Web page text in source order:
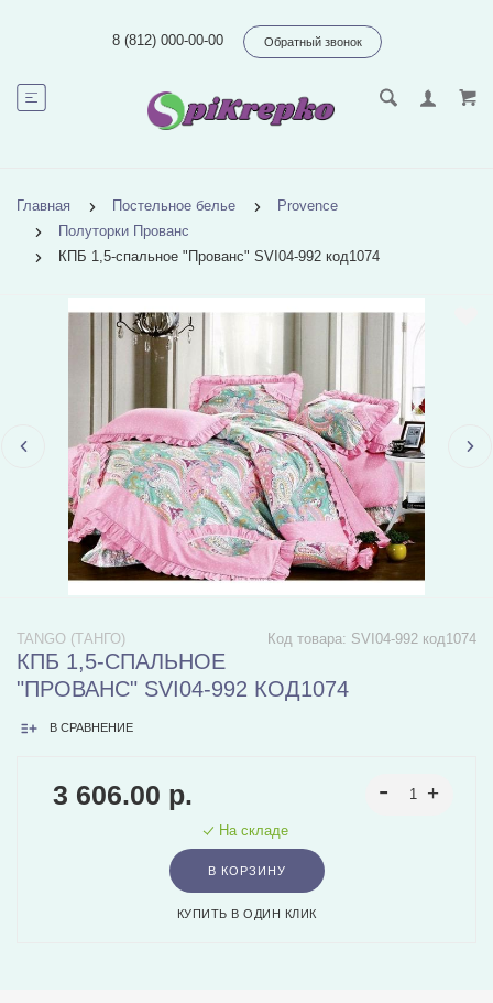
8 (812) 000-00-00 Обратный звонок
Главная Постельное белье
Provence
Полуторки Прованс
КПБ 1,5-спальное "Прованс" SVI04-992 код1074
Код товара: SVI04-992 код1074
TANGO (ТАНГО)
КПБ 1,5-СПАЛЬНОЕ
"ПРОВАНС" SVI04-992 КОД1074
В СРАВНЕНИЕ
3 606.00 р.
На складе
В КОРЗИНУ
КУПИТЬ В ОДИН КЛИК